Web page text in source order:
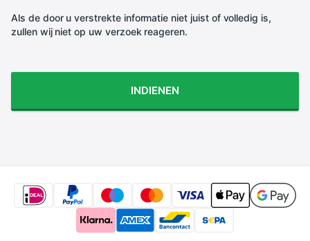
Als de door u verstrekte informatie niet juist of volledig is,
zullen wij niet op uw verzoek reageren.
INDIENEN